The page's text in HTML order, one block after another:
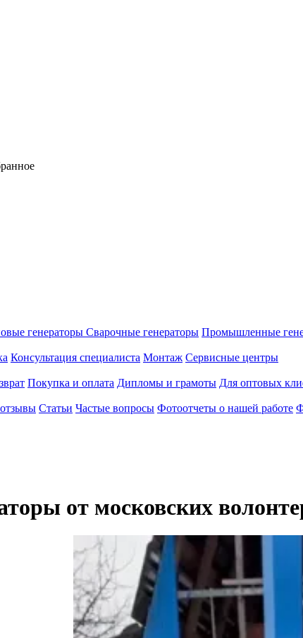
генераторы Сварочные генераторы Промышленные
Консультация специалиста Монтаж Сервисные центры
Покупка и оплата Дипломы и грамоты Для оптовых
Статьи Частые вопросы Фотоотчеты о нашей работе
от московских